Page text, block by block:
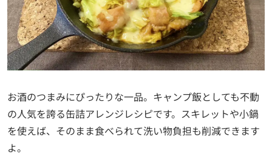
お酒のつまみにぴったりな一品。キャンプ飯としても不動
の人気を誇る缶詰アレンジレシピです。スキレットや小鍋
を使えば、そのまま食べられて洗い物負担も削減できます
よ。